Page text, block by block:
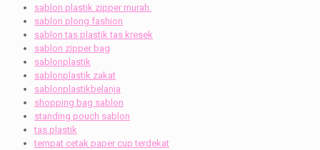
sablon plastik zipper murah.
sablon plong fashion
sablon tas plastik tas kresek
sablon zipper bag
sablonplastik
sablonplastik zakat
sablonplastikbelanja
shopping bag sablon
standing pouch sablon
tas plastik
tempat cetak paper cup terdekat